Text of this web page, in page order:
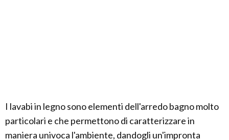
I lavabi in legno sono elementi dell'arredo bagno molto
particolari e che permettono di caratterizzare in
maniera univoca l'ambiente, dandogli un'impronta